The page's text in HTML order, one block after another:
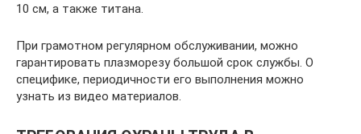
10 см, а также титана.
При грамотном регулярном обслуживании, можно
гарантировать плазморезу большой срок службы. О
специфике, периодичности его выполнения можно
узнать из видео материалов.